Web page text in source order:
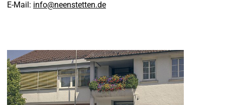
E-Mail: info@neenstetten.de